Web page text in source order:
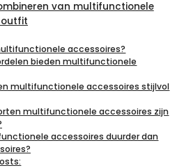
van multifunctionele
outfit
accessoires?
bieden multifunctionele
multifunctionele accessoires stijlvol
multifunctionele accessoires zijn
accessoires duurder dan